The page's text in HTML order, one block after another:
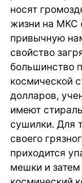
носят
жизни на МКС
привычную
свойство
большинство
космической
долларов,
имеют
сушилки. Для
своего
приходится
мешки и